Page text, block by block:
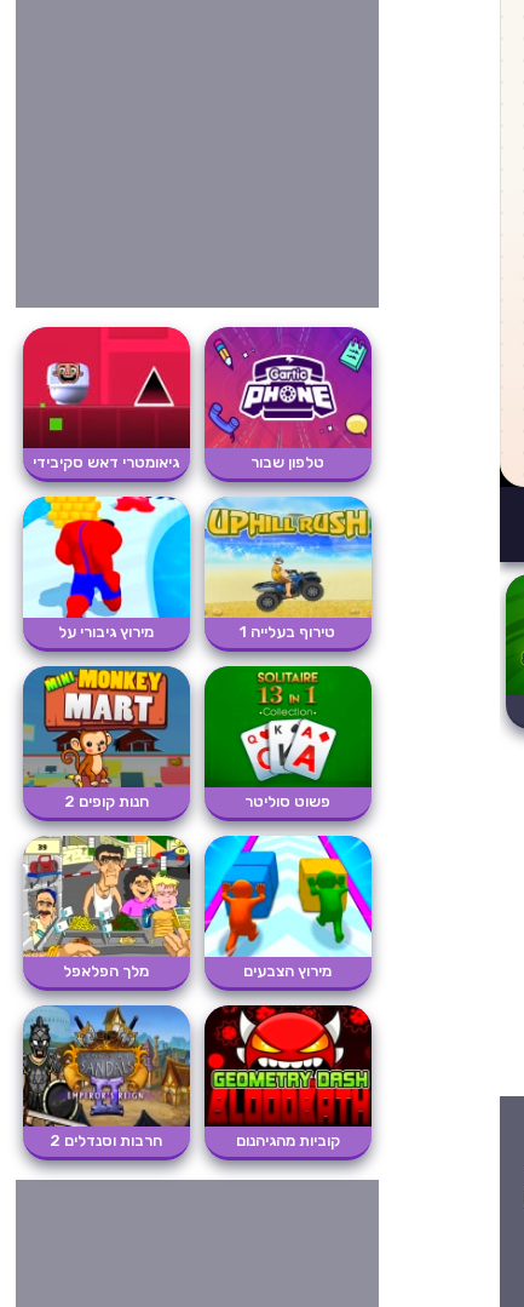
טלפון שבור גיאומטרי דאש סקיבידי
טירוף בעלייה 1 מירוץ גיבורי על
פשוט סוליטר חנות קופים 2
מירוץ הצבעים מלך הפלאפל
קוביות מהגיהנום חרבות וסנדלים 2